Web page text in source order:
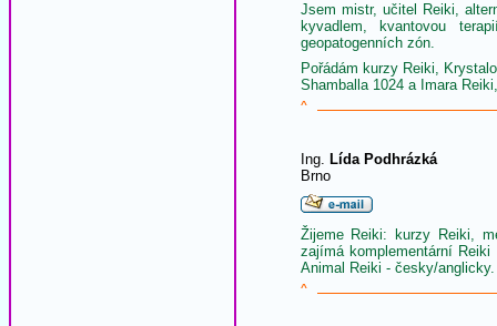
Jsem mistr, učitel Reiki,
kyvadlem, kvantovou
geopatogenních zón.
Pořádám kurzy Reiki,
Shamballa 1024 a Imara
^
Ing. Lída Podhrázká
Brno
Žijeme Reiki: kurzy Reiki,
zajímá komplementární
Animal Reiki - česky/anglicky.
^